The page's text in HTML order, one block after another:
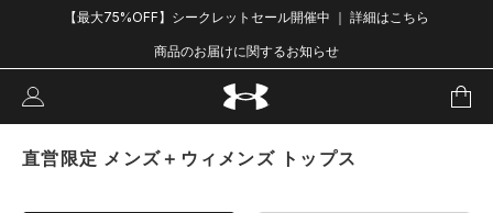
【最大75%OFF】シークレットセール開催中 ｜ 詳細はこちら
商品のお届けに関するお知らせ
直営限定 メンズ＋ウィメンズ トップス